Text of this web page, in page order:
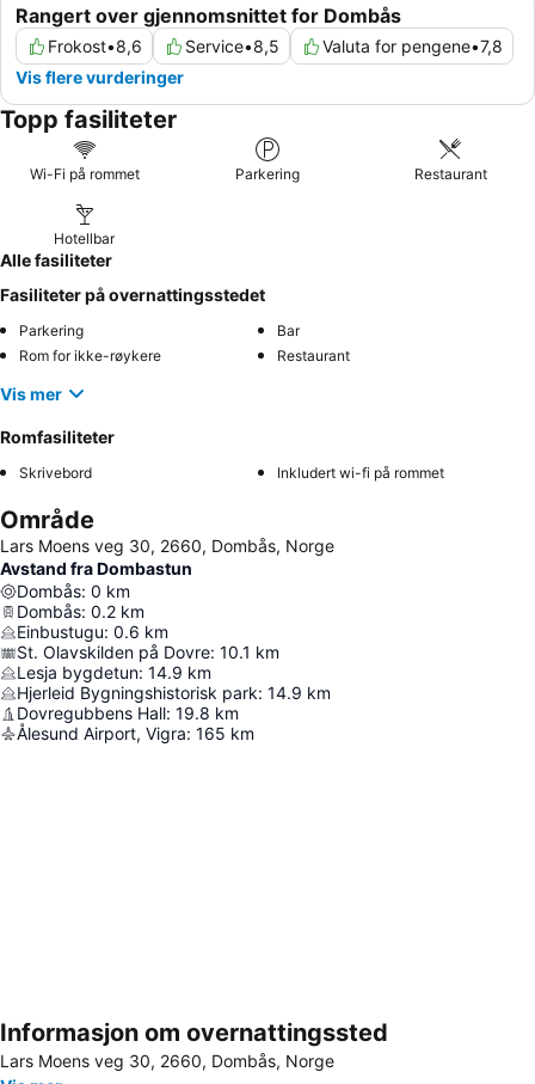
Rangert over gjennomsnittet for Dombås
Frokost•8,6 Service•8,5 Valuta for pengene•7,8
Vis flere vurderinger
Topp fasiliteter
Wi-Fi på rommet Parkering Restaurant
Hotellbar
Alle fasiliteter
Fasiliteter på overnattingsstedet
Parkering
Bar
Rom for ikke-røykere
Restaurant
Vis mer
Romfasiliteter
Skrivebord Inkludert wi-fi på rommet
Område
Lars Moens veg 30, 2660, Dombås, Norge
Avstand fra Dombastun
Dombås: 0 km
Dombås: 0.2 km
Einbustugu: 0.6 km
St. Olavskilden på Dovre: 10.1 km
Lesja bygdetun: 14.9 km
Hjerleid Bygningshistorisk park: 14.9 km
Dovregubbens Hall: 19.8 km
Ålesund Airport, Vigra: 165 km
Utvid kartet
Informasjon om overnattingssted
Lars Moens veg 30, 2660, Dombås, Norge